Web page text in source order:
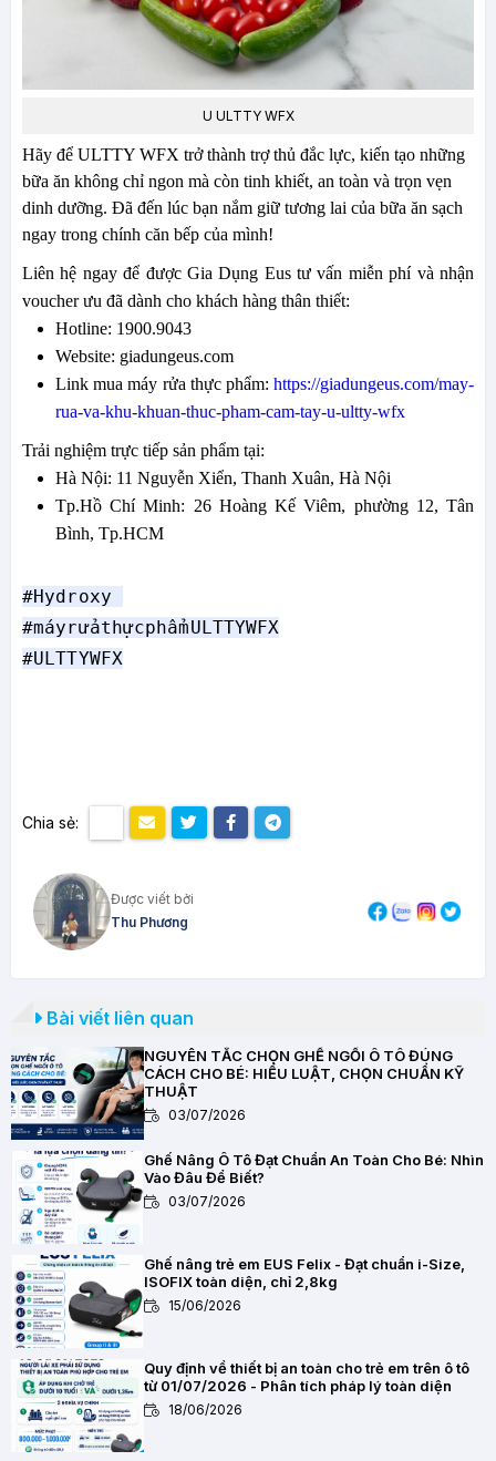
U ULTTY WFX
Hãy để ULTTY WFX trở thành trợ thủ đắc lực, kiến tạo những
bữa ăn không chỉ ngon mà còn tinh khiết, an toàn và trọn vẹn
dinh dưỡng. Đã đến lúc bạn nắm giữ tương lai của bữa ăn sạch
ngay trong chính căn bếp của mình!
Liên hệ ngay để được Gia Dụng Eus tư vấn miễn phí và nhận
voucher ưu đã dành cho khách hàng thân thiết:
Hotline: 1900.9043
Website: giadungeus.com
Link mua máy rửa thực phẩm: https://giadungeus.com/may-
rua-va-khu-khuan-thuc-pham-cam-tay-u-ultty-wfx
Trải nghiệm trực tiếp sản phẩm tại:
Hà Nội: 11 Nguyễn Xiển, Thanh Xuân, Hà Nội
Tp.Hồ Chí Minh: 26 Hoàng Kế Viêm, phường 12, Tân
Bình, Tp.HCM
#Hydroxy
#máyrửathựcphẩmULTTYWFX
#ULTTYWFX
Chia sẻ:
Được viết bởi
Thu Phương
Bài viết liên quan
NGUYÊN TẮC CHỌN GHẾ NGỒI Ô TÔ ĐÚNG
CÁCH CHO BÉ: HIỂU LUẬT, CHỌN CHUẨN KỸ
THUẬT
03/07/2026
Ghế Nâng Ô Tô Đạt Chuẩn An Toàn Cho Bé: Nhìn
Vào Đâu Để Biết?
03/07/2026
Ghế nâng trẻ em EUS Felix - Đạt chuẩn i-Size,
ISOFIX toàn diện, chỉ 2,8kg
15/06/2026
Quy định về thiết bị an toàn cho trẻ em trên ô tô
từ 01/07/2026 - Phân tích pháp lý toàn diện
18/06/2026